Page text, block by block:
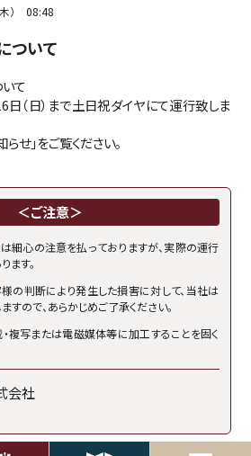
） 08:48
ついて
て
日（日）まで土日祝ダイヤにて運行致しま
せ」をご覧ください。
＜ご注意＞
細心の注意を払っておりますが、実際の運行
ます。
の判断により発生した損害に対して、当社は
ので、あらかじめご了承ください。
複写または電磁媒体等に加工することを固く
会社